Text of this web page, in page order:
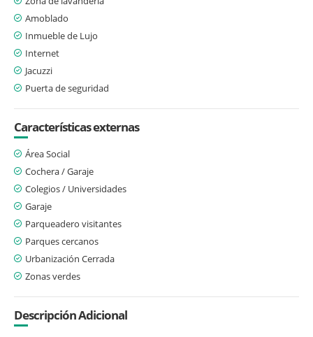
Amoblado
Inmueble de Lujo
Internet
Jacuzzi
Puerta de seguridad
Características externas
Área Social
Cochera / Garaje
Colegios / Universidades
Garaje
Parqueadero visitantes
Parques cercanos
Urbanización Cerrada
Zonas verdes
Descripción Adicional